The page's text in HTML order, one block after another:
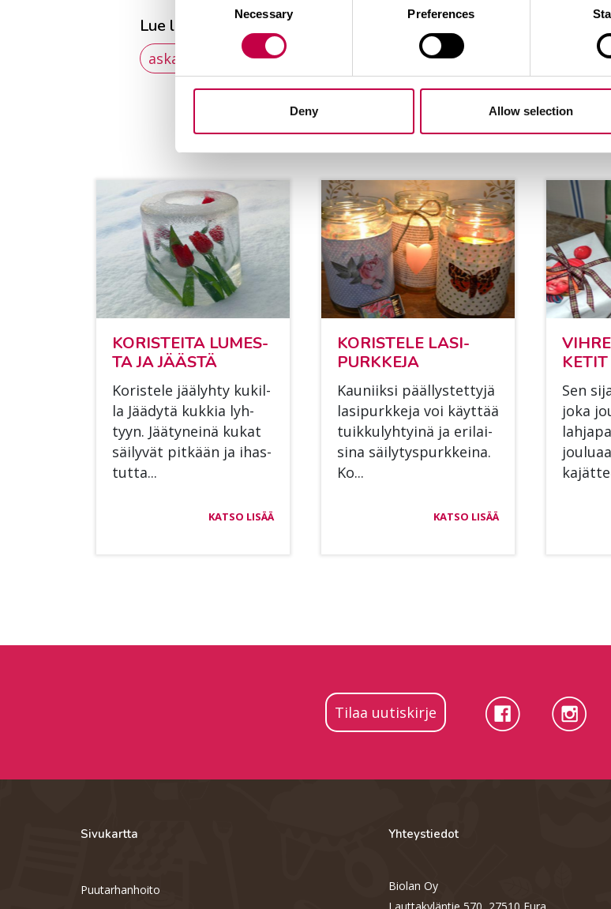
Necessary Preferences
Deny Allow selection
Lue lisää aiheista
askartelut joulu
Aiheeseen liittyviä
KO­RIS­TEI­TA LU­MES­
TA JA JÄÄS­TÄ
Ko­ris­te­le jää­lyh­ty ku­kil­
la Jää­dy­tä kuk­kia lyh­
tyyn. Jää­ty­nei­nä ku­kat
säi­ly­vät pit­kään ja ihas­
tut­ta...
KATSO LISÄÄ
KO­RIS­TE­LE LA­SI­
PURK­KE­JA
Kau­niik­si pääl­lys­tet­ty­jä
la­si­purk­ke­ja voi käyt­tää
tuik­ku­lyh­tyi­nä ja eri­lai­
si­na säi­ly­tys­purk­kei­na.
Ko...
KATSO LISÄÄ
Sen
joka
Tilaa uutiskirje
Sivukartta
Puutarhanhoito
Yhteystiedot
Biolan Oy
Lauttakyläntie 570, 27510 Eura